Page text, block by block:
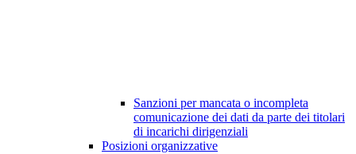
Sanzioni per mancata o incompleta
comunicazione dei dati da parte dei titolari
di incarichi dirigenziali
Posizioni organizzative